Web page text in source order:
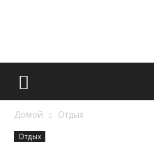
Домой Отдых
Отдых